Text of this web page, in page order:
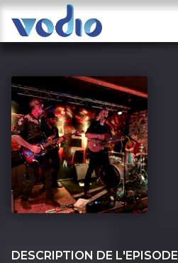
DESCRIPTION DE L'EPISODE